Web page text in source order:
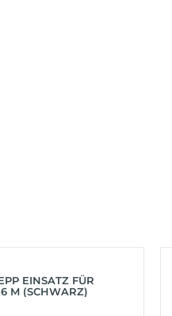
EINSATZ FÜR
M (SCHWARZ)